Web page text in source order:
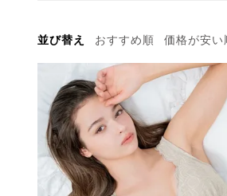
並び替え おすすめ順 価格が安い